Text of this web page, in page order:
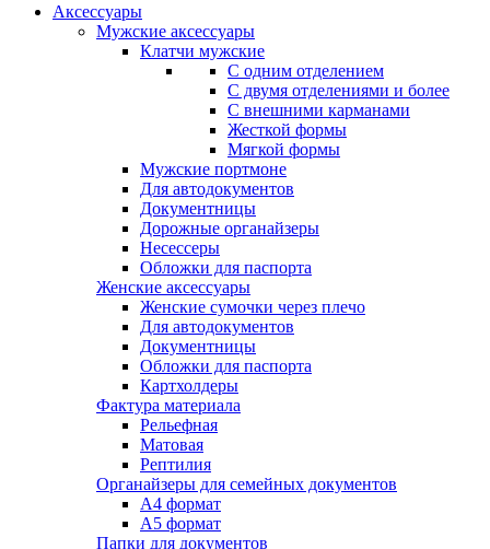
Аксессуары
Мужские аксессуары
Клатчи мужские
С одним отделением
С двумя отделениями и более
С внешними карманами
Жесткой формы
Мягкой формы
Мужские портмоне
Для автодокументов
Документницы
Дорожные органайзеры
Несессеры
Обложки для паспорта
Женские аксессуары
Женские сумочки через плечо
Для автодокументов
Документницы
Обложки для паспорта
Картхолдеры
Фактура материала
Рельефная
Матовая
Рептилия
Органайзеры для семейных документов
А4 формат
А5 формат
Папки для документов